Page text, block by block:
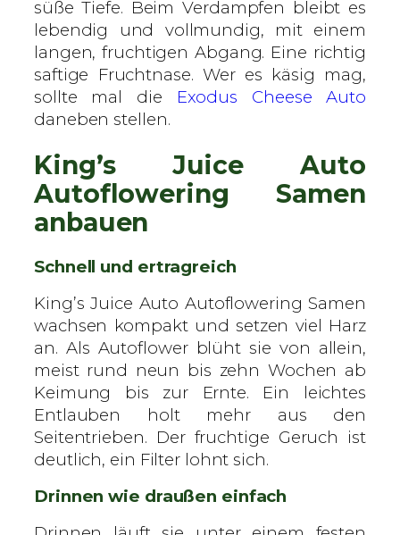
süße Tiefe. Beim Verdampfen bleibt es
lebendig und vollmundig, mit einem
langen, fruchtigen Abgang. Eine richtig
saftige Fruchtnase. Wer es käsig mag,
sollte mal die
Exodus Cheese Auto
daneben stellen.
King’s Juice Auto
Autoflowering Samen
anbauen
Schnell und ertragreich
King’s Juice Auto Autoflowering Samen
wachsen kompakt und setzen viel Harz
an. Als Autoflower blüht sie von allein,
meist rund neun bis zehn Wochen ab
Keimung bis zur Ernte. Ein leichtes
Entlauben holt mehr aus den
Seitentrieben. Der fruchtige Geruch ist
deutlich, ein Filter lohnt sich.
Drinnen wie draußen einfach